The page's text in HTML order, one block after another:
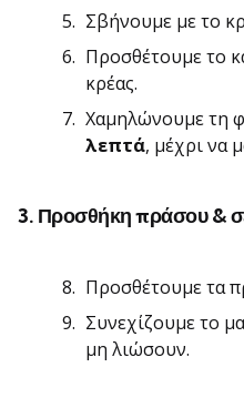
Σβήνουμε με το
Προσθέτουμε το
κρέας.
Χαμηλώνουμε τη
λεπτά, μέχρι να
3. Προσθήκη πράσου &
Προσθέτουμε τα
Συνεχίζουμε το
μη λιώσουν.